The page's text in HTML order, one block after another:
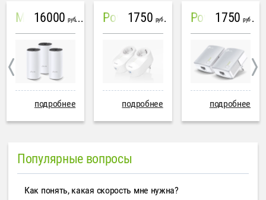
Mesh система TP-Link Deco M4 (3 устройства)
16000 руб
подробнее
PowerLine Tenda PH6
1750 руб
подробнее
PowerLine TP-Link AV600
1750 руб
подробнее
Популярные вопросы
Как понять, какая скорость мне нужна?